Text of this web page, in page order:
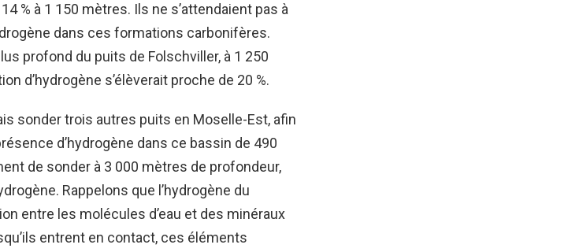
% à 1 150 mètres. Ils ne s’attendaient pas à
dans ces formations carbonifères.
profond du puits de Folschviller, à 1 250
d’hydrogène s’élèverait proche de 20 %.
sonder trois autres puits en Moselle-Est, afin
d’hydrogène dans ce bassin de 490
de sonder à 3 000 mètres de profondeur,
Rappelons que l’hydrogène du
entre les molécules d’eau et des minéraux
entrent en contact, ces éléments